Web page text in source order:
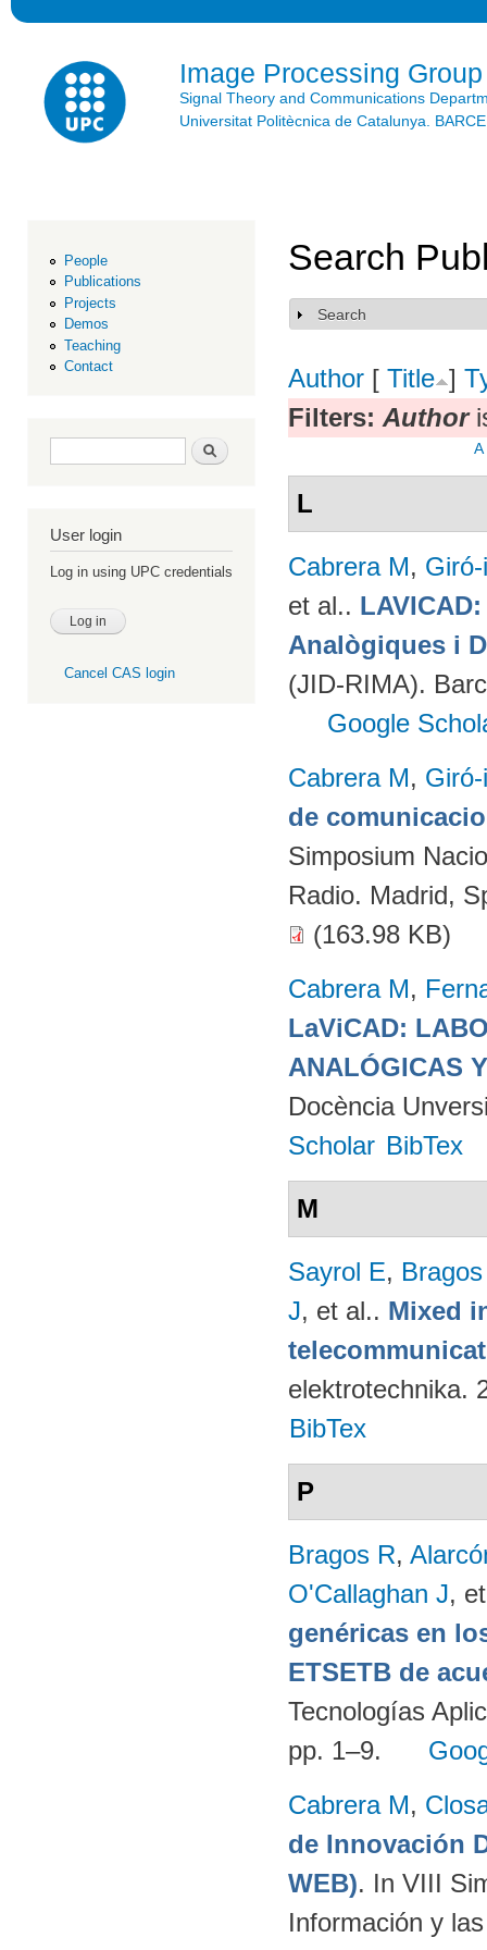
Image Processing Group
Signal Theory and Communications
Universitat Politècnica de Catalunya.
People
Publications
Projects
Demos
Teaching
Contact
Search form Search
User login
Log in using UPC credentials
Cancel CAS login
Search
Show
Search
Author [ Title ]
Filters: Author
A
L
Cabrera M,
et al..
Analògiques i
(JID-RIMA).
Google
Cabrera M,
de
Simposium
Radio. Madrid,
(163.98 KB)
Cabrera M,
LaViCAD:
ANALÓGICAS
Docència
Scholar BibTex
M
Sayrol E,
J, et al.. Mixed
elektrotechnika.
BibTex
P
Bragos R,
O'Callaghan J,
genéricas en
ETSETB de
Tecnologías
pp. 1–9.
Cabrera M,
de Innovación
WEB). In VIII
Información y